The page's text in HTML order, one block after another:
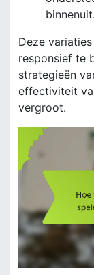
binnenuit.
Deze
responsief te
strategieën
effectiviteit
vergroot.